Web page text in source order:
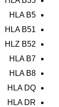
HLA B5
HLA B51
HLZ B52
HLA B7
HLA B8
HLA DQ
HLA DR